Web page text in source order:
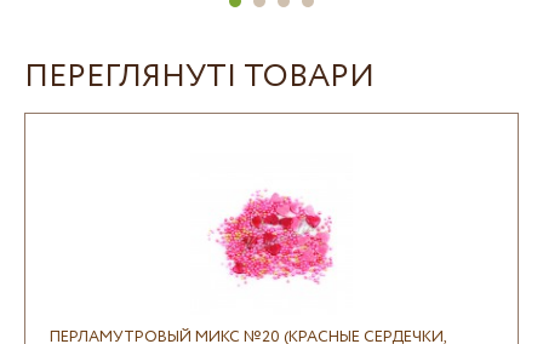
ПЕРЕГЛЯНУТІ ТОВАРИ
ПЕРЛАМУТРОВЫЙ МИКС №20 (КРАСНЫЕ СЕРДЕЧКИ,